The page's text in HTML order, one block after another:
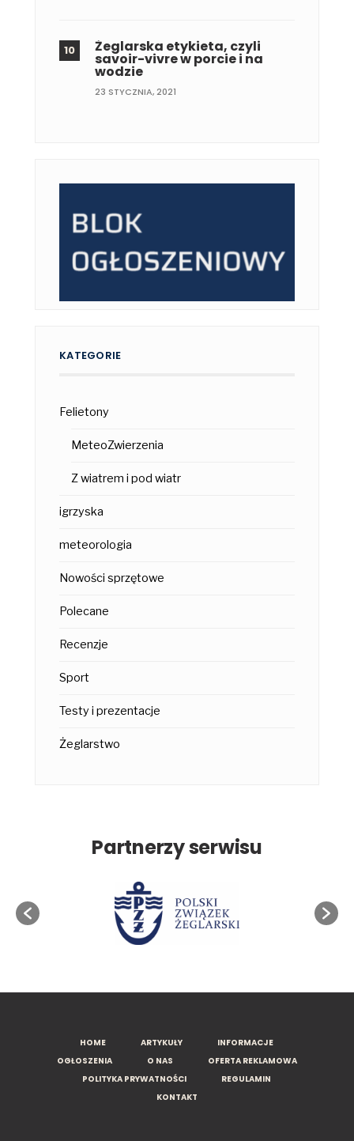
Żeglarska etykieta, czyli
savoir-vivre w porcie i na
wodzie
23 STYCZNIA, 2021
KATEGORIE
Felietony
MeteoZwierzenia
Z wiatrem i pod wiatr
igrzyska
meteorologia
Nowości sprzętowe
Polecane
Recenzje
Sport
Testy i prezentacje
Żeglarstwo
Partnerzy serwisu
HOME ARTYKUŁY
INFORMACJE
OGŁOSZENIA
O NAS
OFERTA REKLAMOWA
POLITYKA PRYWATNOŚCI
REGULAMIN
KONTAKT